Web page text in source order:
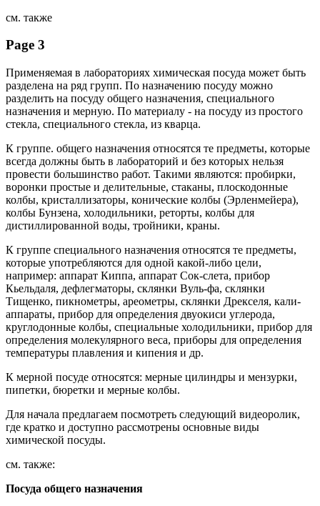
см. также
Page 3
Применяемая в лабораториях химическая посуда может быть
разделена на ряд групп. По назначению посуду можно
разделить на посуду общего назначения, специального
назначения и мерную. По материалу - на посуду из простого
стекла, специального стекла, из кварца.
К группе. общего назначения относятся те предметы, которые
всегда должны быть в лабораторий и без которых нельзя
провести большинство работ. Такими являются: пробирки,
воронки простые и делительные, стаканы, плоскодонные
колбы, кристаллизаторы, конические колбы (Эрленмейера),
колбы Бунзена, холодильники, реторты, колбы для
дистиллированной воды, тройники, краны.
К группе специального назначения относятся те предметы,
которые употребляются для одной какой-либо цели,
например: аппарат Киппа, аппарат Сок-слета, прибор
Кьельдаля, дефлегматоры, склянки Вуль-фа, склянки
Тищенко, пикнометры, ареометры, склянки Дрекселя, кали-
аппараты, прибор для определения двуокиси углерода,
круглодонные колбы, специальные холодильники, прибор для
определения молекулярного веса, приборы для определения
температуры плавления и кипения и др.
К мерной посуде относятся: мерные цилиндры и мензурки,
пипетки, бюретки и мерные колбы.
Для начала предлагаем посмотреть следующий видеоролик,
где кратко и доступно рассмотрены основные виды
химической посуды.
см. также:
Посуда общего назначения